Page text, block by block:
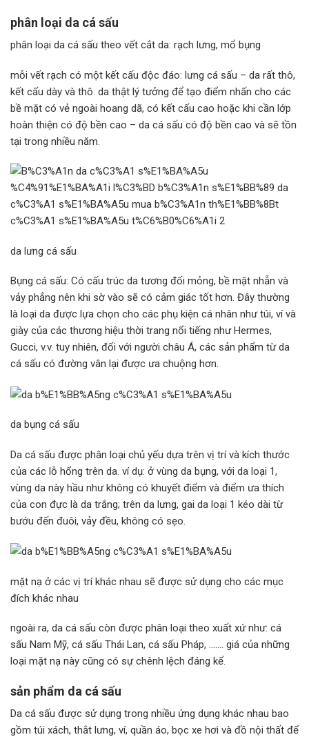
phân loại da cá sấu
phân loại da cá sấu theo vết cắt da: rạch lưng, mổ bụng
mỗi vết rạch có một kết cấu độc đáo: lưng cá sấu – da rất thô,
kết cấu dày và thô. da thật lý tưởng để tạo điểm nhấn cho các
bề mặt có vẻ ngoài hoang dã, có kết cấu cao hoặc khi cần lớp
hoàn thiện có độ bền cao – da cá sấu có độ bền cao và sẽ tồn
tại trong nhiều năm.
da lưng cá sấu
Bụng cá sấu: Có cấu trúc da tương đối mỏng, bề mặt nhẵn và
vảy phẳng nên khi sờ vào sẽ có cảm giác tốt hơn. Đây thường
là loại da được lựa chọn cho các phụ kiện cá nhân như túi, ví và
giày của các thương hiệu thời trang nổi tiếng như Hermes,
Gucci, v.v. tuy nhiên, đối với người châu Á, các sản phẩm từ da
cá sấu có đường vân lại được ưa chuộng hơn.
da bụng cá sấu
Da cá sấu được phân loại chủ yếu dựa trên vị trí và kích thước
của các lỗ hổng trên da. ví dụ: ở vùng da bụng, với da loại 1,
vùng da này hầu như không có khuyết điểm và điểm ưa thích
của con đực là da trắng; trên da lưng, gai da loại 1 kéo dài từ
bướu đến đuôi, vảy đều, không có sẹo.
mặt nạ ở các vị trí khác nhau sẽ được sử dụng cho các mục
đích khác nhau
ngoài ra, da cá sấu còn được phân loại theo xuất xứ như: cá
sấu Nam Mỹ, cá sấu Thái Lan, cá sấu Pháp, ……. giá của những
loại mặt nạ này cũng có sự chênh lệch đáng kể.
sản phẩm da cá sấu
Da cá sấu được sử dụng trong nhiều ứng dụng khác nhau bao
gồm túi xách, thắt lưng, ví, quần áo, bọc xe hơi và đồ nội thất để